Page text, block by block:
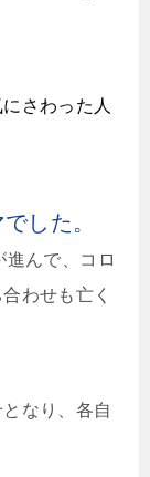
さわった人
した。
んで、コロ
わせも亡く
なり、各自